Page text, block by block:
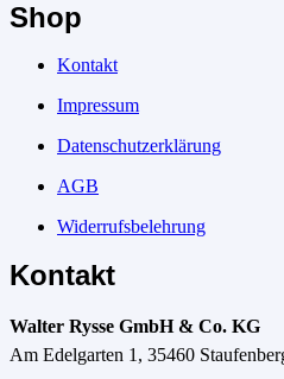
Shop
Kontakt
Impressum
Datenschutzerklärung
AGB
Widerrufsbelehrung
Kontakt
Walter Rysse GmbH & Co. KG
Am Edelgarten 1, 35460